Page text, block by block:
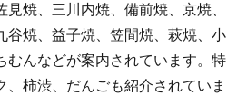
焼、三川内焼、備前焼、京焼、
谷焼、益子焼、笠間焼、萩焼、小
むんなどが案内されています。特
柿渋、だんごも紹介されていま